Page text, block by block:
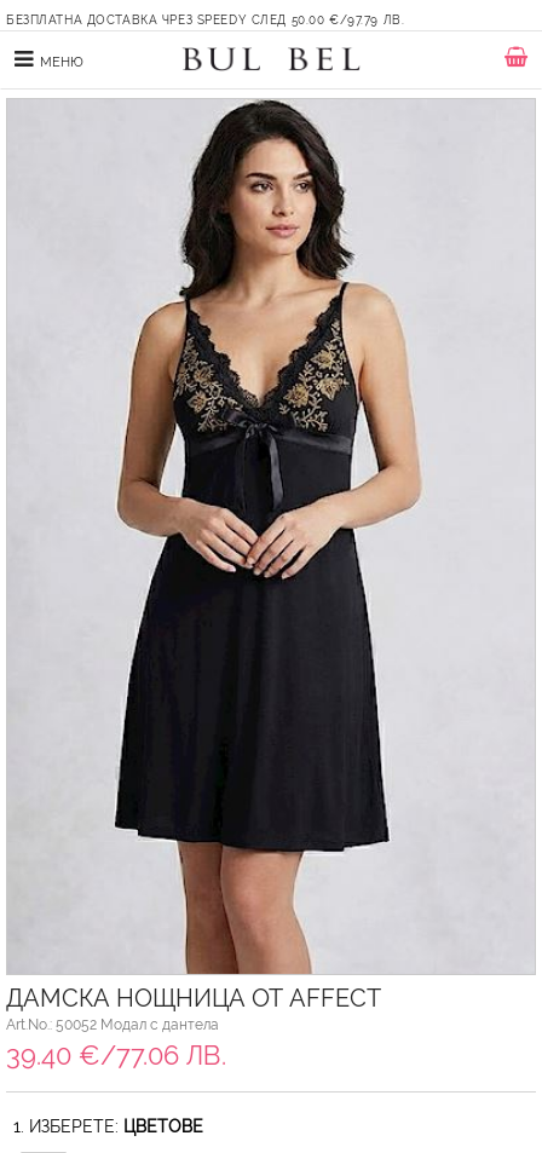
БЕЗПЛАТНА ДОСТАВКА ЧРЕЗ SPEEDY СЛЕД 50.00 €/97.79 ЛВ.
МЕНЮ
ДАМСКА НОЩНИЦА ОТ AFFECT
Art.No.: 50052 Модал с дантела
39.40 €/77.06 ЛВ.
1. ИЗБЕРЕТЕ: ЦВЕТОВЕ